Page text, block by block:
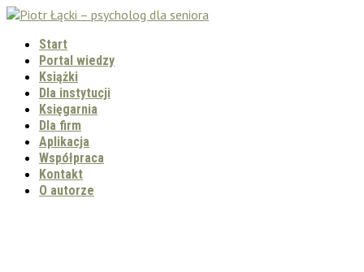
Start
Portal wiedzy
Książki
Dla instytucji
Księgarnia
Dla firm
Aplikacja
Współpraca
Kontakt
O autorze